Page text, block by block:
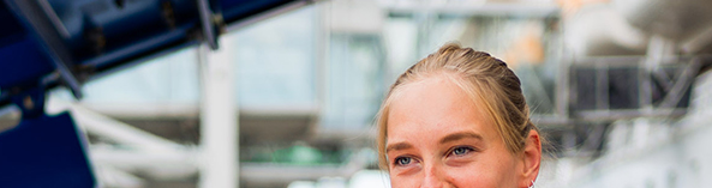
Center der HPA
aller Verkehrsmeldungen im Hafen am